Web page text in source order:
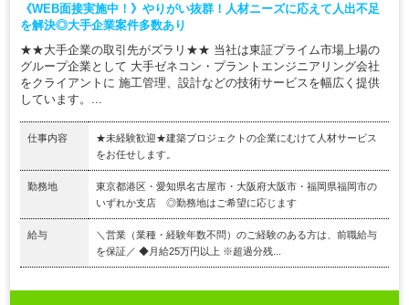
《WEB面接実施中！》やりがい抜群！人材ニーズに応えて人出不足
を解決◎大手企業案件多数あり
★★大手企業の取引先がズラリ★★ 当社は東証プライム市場上場の
グループ企業として 大手ゼネコン・プラントエンジニアリング会社
をクライアントに 施工管理、設計などの技術サービスを幅広く提供
しています。...
仕事内容
★未経験歓迎★建築プロジェクトの企業にむけて人材サービス
をお任せします。
勤務地
東京都港区・愛知県名古屋市・大阪府大阪市・福岡県福岡市の
いずれか支店 ◎勤務地はご希望に応じます
給与
＼営業（業種・経験年数不問）のご経験のある方は、前職給与
を保証／ ◆月給25万円以上 ※超過分残...